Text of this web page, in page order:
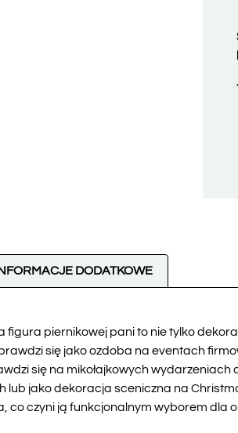
DODATKOWE
figura piernikowej pani to nie tylko
się jako ozdoba na eventach
się na mikołajkowych
lub jako dekoracja sceniczna na
co czyni ją funkcjonalnym wyborem dla